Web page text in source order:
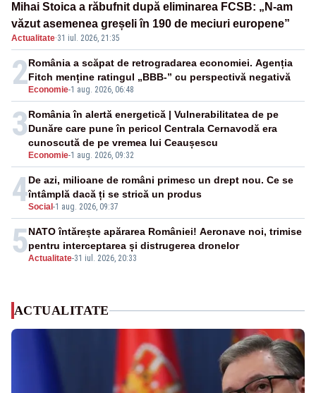
Mihai Stoica a răbufnit după eliminarea FCSB: „N-am
văzut asemenea greșeli în 190 de meciuri europene”
Actualitate·31 iul. 2026, 21:35
2 Economie-1 aug. 2026, 06:48
România a scăpat de retrogradarea economiei. Agenția
Fitch menține ratingul „BBB-” cu perspectivă negativă
3
Economie-1 aug. 2026, 09:32
România în alertă energetică | Vulnerabilitatea de pe
Dunăre care pune în pericol Centrala Cernavodă era
cunoscută de pe vremea lui Ceaușescu
4Social -1 aug. 2026, 09:37
De azi, milioane de români primesc un drept nou. Ce se
întâmplă dacă ți se strică un produs
5Actualitate-31 iul. 2026, 20:33
NATO întărește apărarea României! Aeronave noi, trimise
pentru interceptarea și distrugerea dronelor
ACTUALITATE